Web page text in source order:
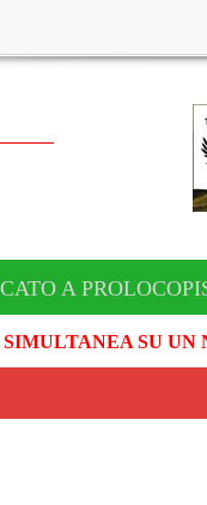
A
SIMULTANEA SU UN